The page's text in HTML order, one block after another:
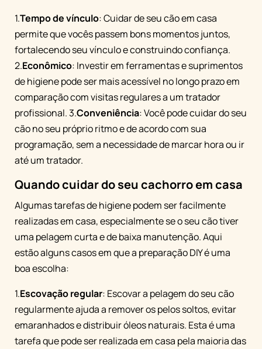
1.Tempo de vínculo: Cuidar de seu cão em casa
permite que vocês passem bons momentos juntos,
fortalecendo seu vínculo e construindo confiança.
2.Econômico: Investir em ferramentas e suprimentos
de higiene pode ser mais acessível no longo prazo em
comparação com visitas regulares a um tratador
profissional. 3.Conveniência: Você pode cuidar do seu
cão no seu próprio ritmo e de acordo com sua
programação, sem a necessidade de marcar hora ou ir
até um tratador.
Quando cuidar do seu cachorro em casa
Algumas tarefas de higiene podem ser facilmente
realizadas em casa, especialmente se o seu cão tiver
uma pelagem curta e de baixa manutenção. Aqui
estão alguns casos em que a preparação DIY é uma
boa escolha:
1.Escovação regular: Escovar a pelagem do seu cão
regularmente ajuda a remover os pelos soltos, evitar
emaranhados e distribuir óleos naturais. Esta é uma
tarefa que pode ser realizada em casa pela maioria das